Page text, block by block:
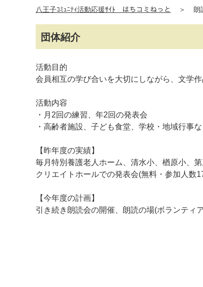
八王子ｺﾐｭﾆﾃｨ活動応援ｻｲﾄ はちコミねっと ＞ 朗
団体紹介
活動目的
会員相互の学び合いを大切にしながら 、文学
活動内容
・月2回の練習 年2回の発表会
・高齢者施設、子ども食堂 、学校・地域行事
【昨年度の実績】
毎月特別 養護老人 ホーム 、清水小、楢原小 、
クリエイトホールでの発表会(無料・参加 人数1
【今年度の計画】
引き続き 朗読会の開催、朗読の場(ボランティ
マイメディア検索